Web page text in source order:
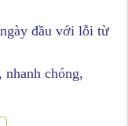
đầu với lỗi từ
chóng,